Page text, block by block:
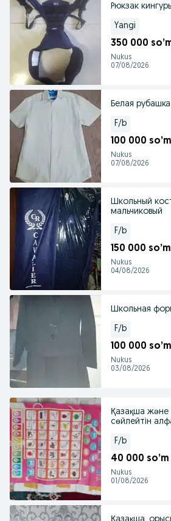
Рюкзак
Yangi
350 000
Nukus
07/08/2026
Белая
F/b
100 000 so’m
Nukus
07/08/2026
Школьный
мальчиковый
F/b
150 000 so’m
Nukus
04/08/2026
Школьная
F/b
100 000 so’m
Nukus
03/08/2026
Қазақша
сөйлейтін
F/b
40 000 so’m
Nukus
01/08/2026